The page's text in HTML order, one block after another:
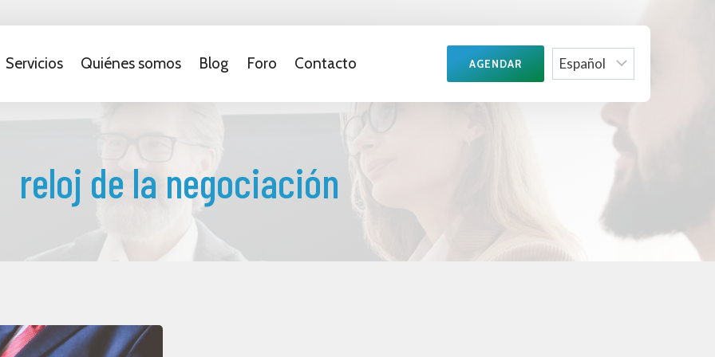
Servicios Quiénes somos Blog Foro Contacto AGENDAR
Choose
a
reloj de la negociación